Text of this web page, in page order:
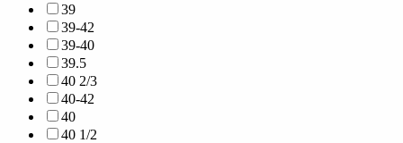
39
39-42
39-40
39.5
40 2/3
40-42
40
40 1/2